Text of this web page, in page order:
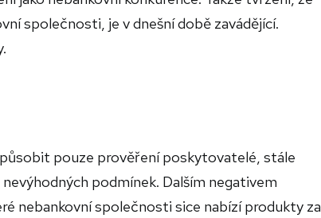
společnosti, je v dnešní době zavádějící.
pouze prověření poskytovatelé, stále
podmínek. Dalším negativem
nebankovní společnosti sice nabízí produkty za